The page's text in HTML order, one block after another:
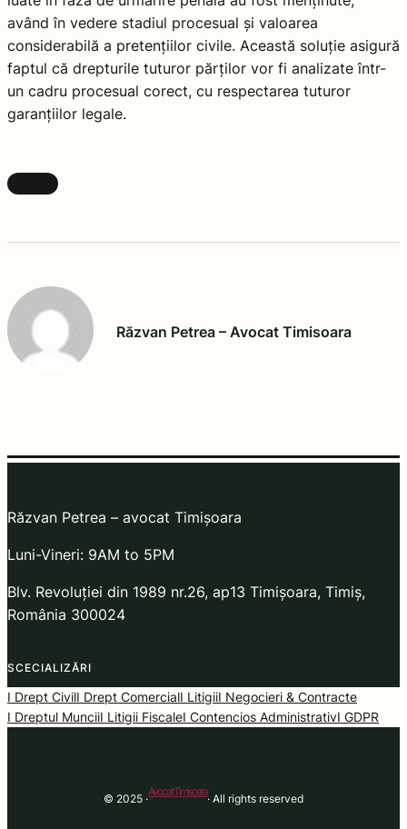
având în vedere stadiul procesual și valoarea
considerabilă a pretențiilor civile. Această soluție asigură
faptul că drepturile tuturor părților vor fi analizate într-
un cadru procesual corect, cu respectarea tuturor
garanțiilor legale.
Răzvan Petrea – Avocat Timisoara
Răzvan Petrea – avocat Timișoara
Luni-Vineri: 9AM to 5PM
Blv. Revoluției din 1989 nr.26, ap13 Timișoara, Timiș,
România 300024
SCECIALIZĂRI
I Drept CivilI Drept ComercialI LitigiiI Negocieri & Contracte
I Dreptul MunciiI Litigii FiscaleI Contencios AdministrativI GDPR
© 2025 ·
Avocat Timisoara
· All rights reserved